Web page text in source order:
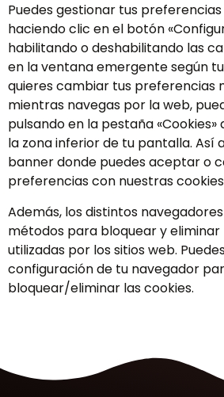
Puedes gestionar tus
haciendo clic en el botón
habilitando o deshabilitando las
en la ventana emergente según
quieres cambiar tus preferencias
mientras navegas por la web,
pulsando en la pestaña «Cookies»
la zona inferior de tu pantalla. Así
banner donde puedes aceptar o
preferencias con nuestras
Además, los distintos
métodos para bloquear y eliminar
utilizadas por los sitios web.
configuración de tu navegador
bloquear/eliminar las cookies.